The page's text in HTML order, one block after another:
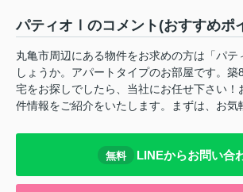
パティオⅠのコメント(おすすめポ
丸亀市周辺にある物件をお求めの方は「パ
しょうか。アパートタイプのお部屋です。築
宅をお探しでしたら、当社にお任せ下さい！
件情報をご紹介をいたします。まずは、お気
無料 LINEからお問い合